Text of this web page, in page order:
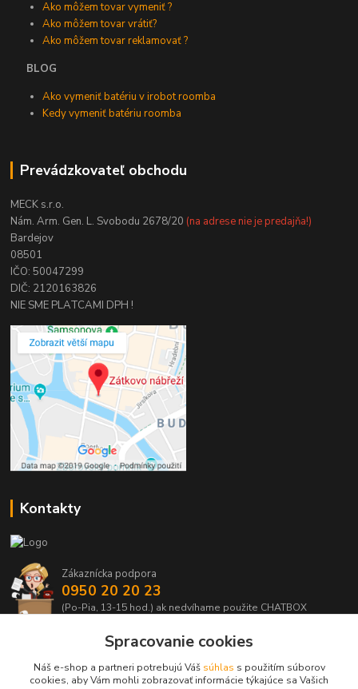
Ako môžem tovar vymeniť ?
Ako môžem tovar vrátiť?
Ako môžem tovar reklamovať ?
BLOG
Ako vymeniť batériu v irobot roomba
Kedy vymeniť batériu roomba
Prevádzkovateľ obchodu
MECK s.r.o.
Nám. Arm. Gen. L. Svobodu 2678/20 (na adrese nie je predajňa!)
Bardejov
08501
IČO: 50047299
DIČ: 2120163826
NIE SME PLATCAMI DPH !
Kontakty
Zákaznícka podpora
0950 20 20 23
(Po-Pia, 13-15 hod.) ak nedvíhame použite CHATBOX
info@kabelmanie.skSpracovanie cookies
Náš e-shop a partneri potrebujú Váš súhlas s použitím súborov
cookies, aby Vám mohli zobrazovať informácie týkajúce sa Vašich